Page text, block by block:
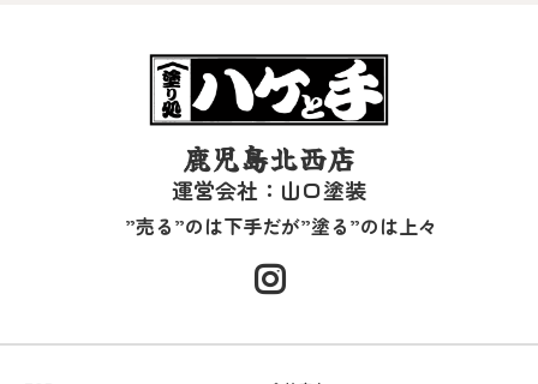
鹿児島北西店
運営会社：山口塗装
”売る”のは下手だが”塗る”のは上々